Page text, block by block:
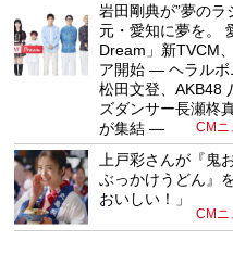
岩田剛典が”夢のラ
元・愛知に夢を。
Dream」新TVCM
ア開始 ― ヘラルボ
松田文登、AKB48
ズダンサー長瀬柊
が集結 ―
CMニ
上戸彩さんが『鬼
ぶっかけうどん』
おいしい！」
CMニ